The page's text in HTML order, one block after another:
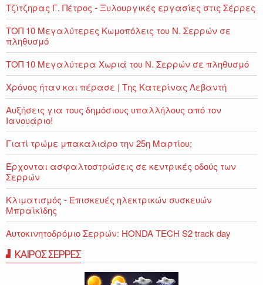
Τζίτζηρας Γ. Πέτρος - Ξυλουργικές εργασίες στις Σέρρες
ΤΟΠ 10 Μεγαλύτερες Κωμοπόλεις του Ν. Σερρών σε
πληθυσμό
ΤΟΠ 10 Μεγαλύτερα Χωριά του Ν. Σερρών σε πληθυσμό
Χρόνος ήταν και πέρασε | Της Κατερίνας Λεβαντή
Αυξήσεις για τους δημόσιους υπαλλήλους από τον
Ιανουάριο!
Γιατί τρώμε μπακαλιάρο την 25η Μαρτίου;
Έρχονται ασφαλτοστρώσεις σε κεντρικές οδούς των
Σερρών
Κλιματισμός - Επισκευές ηλεκτρικών συσκευών
Μπραϊκίδης
Αυτοκινητοδρόμιο Σερρών: HONDA TECH S2 track day
ΚΑΙΡΟΣ ΣΕΡΡΕΣ